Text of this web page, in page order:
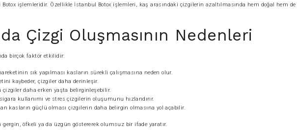
işlemleridir. Özellikle İstanbul Botox işlemleri, kaş arasındaki çizgilerin azaltılmasında hem doğal hem
Çizgi Oluşmasının Nedenleri
birçok faktör etkilidir:
sık yapılması kasların sürekli çalışmasına neden olur.
kaybeder, çizgiler daha derinleşir.
çizgiler daha erken yaşta belirginleşebilir.
kullanımı ve stres çizgilerin oluşumunu hızlandırır.
kasların güçlü olması çizgilerin daha belirgin olmasına yol açabilir.
öfkeli ya da üzgün göstererek olumsuz bir ifade yaratır.